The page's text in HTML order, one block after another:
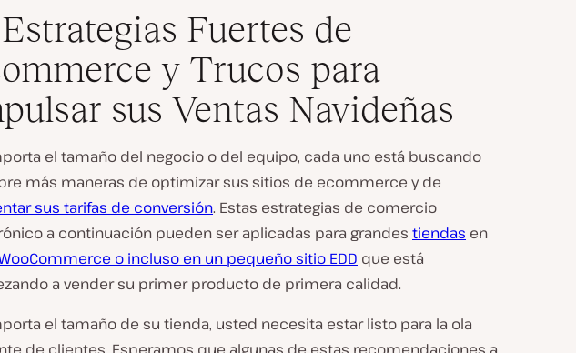
Estrategias Fuertes de
y Trucos para
sus Ventas Navideñas
el tamaño del negocio o del equipo, cada uno está buscando
más maneras de optimizar sus sitios de ecommerce y de
sus tarifas de conversión. Estas estrategias de comercio
a continuación pueden ser aplicadas para grandes tiendas en
o incluso en un pequeño sitio EDD que está
a vender su primer producto de primera calidad.
el tamaño de su tienda, usted necesita estar listo para la ola
de clientes. Esperamos que algunas de estas recomendaciones a